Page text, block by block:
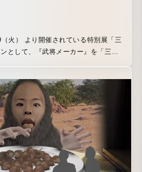
火） より開催されている特別展「三
として、『武将メーカー』を「三国
双」シリーズの武将ビジュアルと合
エピソード”を持った架空の武将が誕生
日中文化交流協定締結40周年記
京国立博物館：2019年7月9日(火)~9
博物館：2019年10月1日(火)~2020年